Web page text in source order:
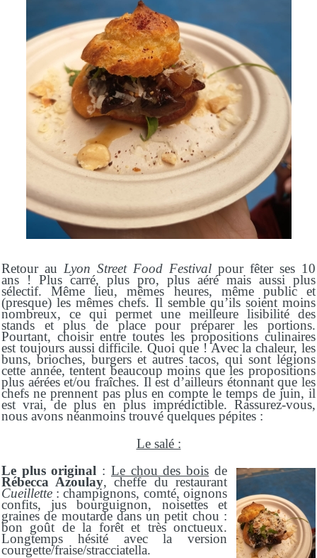
Retour au Lyon Street Food Festival pour fêter ses 10
ans ! Plus carré, plus pro, plus aéré mais aussi plus
sélectif. Même lieu, mêmes heures, même public et
(presque) les mêmes chefs. Il semble qu’ils soient moins
nombreux, ce qui permet une meilleure lisibilité des
stands et plus de place pour préparer les portions.
Pourtant, choisir entre toutes les propositions culinaires
est toujours aussi difficile. Quoi que ! Avec la chaleur, les
buns, brioches, burgers et autres tacos, qui sont légions
cette année, tentent beaucoup moins que les propositions
plus aérées et/ou fraîches. Il est d’ailleurs étonnant que les
chefs ne prennent pas plus en compte le temps de juin, il
est vrai, de plus en plus imprédictible. Rassurez-vous,
nous avons néanmoins trouvé quelques pépites :
Le salé :
Le plus original : Le chou des bois de
Rébecca Azoulay, cheffe du restaurant
Cueillette : champignons, comté, oignons
confits, jus bourguignon, noisettes et
graines de moutarde dans un petit chou :
bon goût de la forêt et très onctueux.
Longtemps hésité avec la version
courgette/fraise/stracciatella.